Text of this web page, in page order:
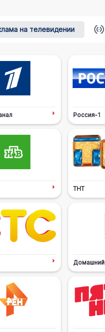
на телевидении
Россия-1
ТНТ
Домашний